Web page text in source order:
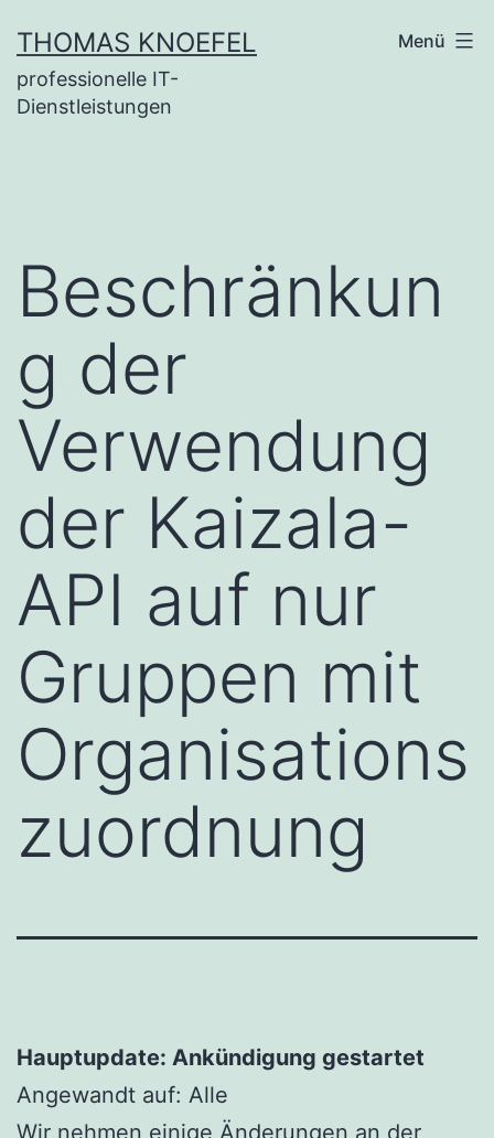
Inhalt
springen
THOMAS KNOEFEL
professionelle IT-
Dienstleistungen
Menü
Beschränkun
g der
Verwendung
der Kaizala-
API auf nur
Gruppen mit
Organisations
zuordnung
Hauptupdate: Ankündigung gestartet
Angewandt auf: Alle
Wir nehmen einige Änderungen an der